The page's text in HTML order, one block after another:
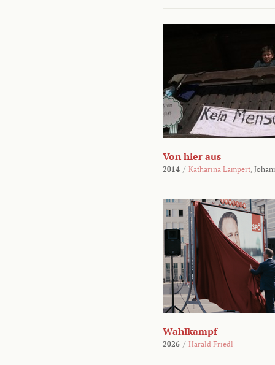
Von hier aus
2014 / Katharina Lampert,
Wahlkampf
2026 / Harald Friedl